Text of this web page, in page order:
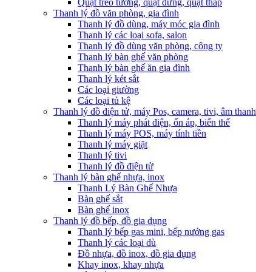
Quạt treo tường, quạt đứng, quạt tháp
Thanh lý đồ văn phòng, gia đình
Thanh lý đồ dùng, máy móc gia đình
Thanh lý các loại sofa, salon
Thanh lý đồ dùng văn phòng, công ty
Thanh lý bàn ghế văn phòng
Thanh lý bàn ghế ăn gia đình
Thanh lý két sắt
Các loại giường
Các loại tủ kệ
Thanh lý đồ điện tử, máy Pos, camera, tivi, âm thanh
Thanh lý máy phát điện, ổn áp, biến thế
Thanh lý máy POS, máy tính tiền
Thanh lý máy giặt
Thanh lý tivi
Thanh lý đồ điện tử
Thanh lý bàn ghế nhựa, inox
Thanh Lý Bàn Ghế Nhựa
Bàn ghế sắt
Bàn ghế inox
Thanh lý đồ bếp, đồ gia dụng
Thanh lý bếp gas mini, bếp nướng gas
Thanh lý các loại dù
Đồ nhựa, đồ inox, đồ gia dụng
Khay inox, khay nhựa